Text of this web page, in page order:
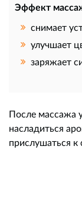
Эффект
снимает
улучшает
заряжает
После массажа
насладиться
прислушаться